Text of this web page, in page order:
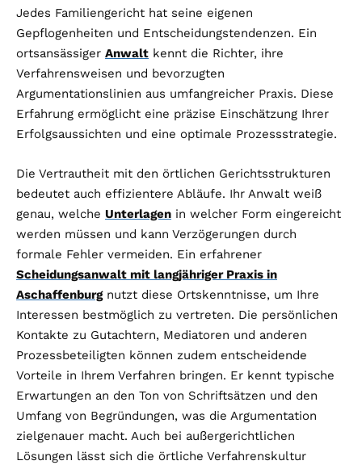
Jedes Familiengericht hat seine eigenen
Gepflogenheiten und Entscheidungstendenzen. Ein
ortsansässiger Anwalt kennt die Richter, ihre
Verfahrensweisen und bevorzugten
Argumentationslinien aus umfangreicher Praxis. Diese
Erfahrung ermöglicht eine präzise Einschätzung Ihrer
Erfolgsaussichten und eine optimale Prozessstrategie.
Die Vertrautheit mit den örtlichen Gerichtsstrukturen
bedeutet auch effizientere Abläufe. Ihr Anwalt weiß
genau, welche Unterlagen in welcher Form eingereicht
werden müssen und kann Verzögerungen durch
formale Fehler vermeiden. Ein erfahrener
Scheidungsanwalt mit langjähriger Praxis in
Aschaffenburgnutzt diese Ortskenntnisse, um Ihre
Interessen bestmöglich zu vertreten. Die persönlichen
Kontakte zu Gutachtern, Mediatoren und anderen
Prozessbeteiligten können zudem entscheidende
Vorteile in Ihrem Verfahren bringen. Er kennt typische
Erwartungen an den Ton von Schriftsätzen und den
Umfang von Begründungen, was die Argumentation
zielgenauer macht. Auch bei außergerichtlichen
Lösungen lässt sich die örtliche Verfahrenskultur